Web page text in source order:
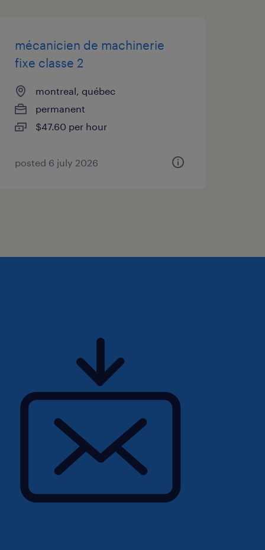
étape
qui valorise votre
dès maintenant
une main-d'œuvre
du Canada. Nous nous
et à mettre en œuvre
la diversité et
en examinant nos
tout au long du cycle
au niveau du
pour tout
sur le respect
nous nous engageons
mécanicien de machinerie
fixe classe 2
montreal, québec
permanent
$47.60 per hour
posted 6 july 2026